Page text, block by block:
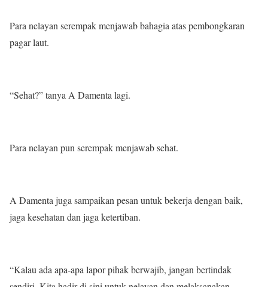
Para nelayan serempak menjawab bahagia atas pembongkaran
pagar laut.
“Sehat?” tanya A Damenta lagi.
Para nelayan pun serempak menjawab sehat.
A Damenta juga sampaikan pesan untuk bekerja dengan baik,
jaga kesehatan dan jaga ketertiban.
“Kalau ada apa-apa lapor pihak berwajib, jangan bertindak